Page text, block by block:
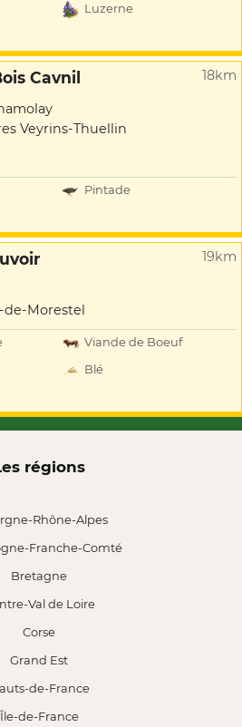
Luzerne
Cavnil 18km
Veyrins-Thuellin
Pintade
19km
de-Morestel
Viande de Boeuf
Blé
régions
Rhône-Alpes
Franche-Comté
Bretagne
Val de Loire
Corse
Grand Est
de-France
Île-de-France